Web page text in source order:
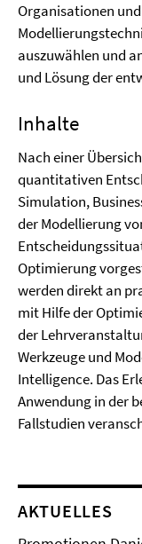
Organisationen
auszuwählen und
und Lösung der
Inhalte
Nach einer
quantitativen
Simulation,
der Modellierung
Optimierung
werden direkt an
mit Hilfe der
der
Werkzeuge und
Intelligence. Das
Anwendung in der
Fallstudien
AKTUELLES